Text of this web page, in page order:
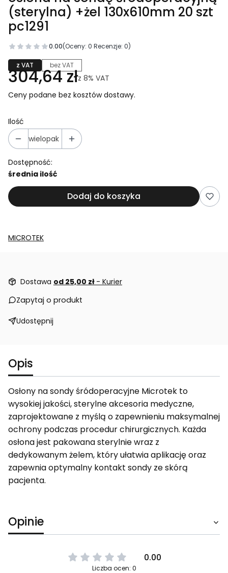
(sterylna) +żel 130x610mm 20 szt
pc1291
0.00(Oceny: 0 Recenzje: 0)
z VAT bez VAT
304,64 złz 8% VAT
Ceny podane bez kosztów dostawy.
Ilość
wielopak
Dostępność:
średnia ilość
Dodaj do koszyka
MICROTEK
Dostawa od 25,00 zł - Kurier
Zapytaj o produkt
Udostępnij
Opis
Osłony na sondy śródoperacyjne Microtek to
wysokiej jakości, sterylne akcesoria medyczne,
zaprojektowane z myślą o zapewnieniu maksymalnej
ochrony podczas procedur chirurgicznych. Każda
osłona jest pakowana sterylnie wraz z
dedykowanym żelem, który ułatwia aplikację oraz
zapewnia optymalny kontakt sondy ze skórą
pacjenta.
Opinie
0.00
Liczba ocen: 0